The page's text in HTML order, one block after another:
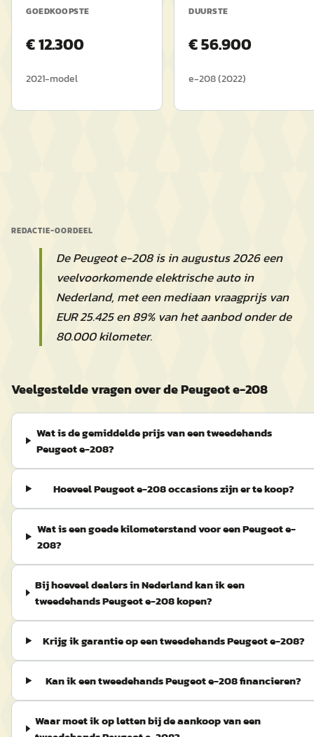
GOEDKOOPSTE
€12.300
2021-model
DUURSTE
€56.900
e-208(2022)
REDACTIE-OORDEEL
De Peugeot e-208 is in augustus 2026 een
veelvoorkomende elektrische auto in
Nederland, met een mediaan vraagprijs van
EUR 25.425 en 89% van het aanbod onder de
80.000 kilometer.
Veelgestelde vragen over de Peugeot e-208
Wat is de gemiddelde prijs van een tweedehands
Peugeot e-208?
Hoeveel Peugeot e-208 occasions zijn er te koop?
Wat is een goede kilometerstand voor een Peugeot e-
208?
Bij hoeveel dealers in Nederland kan ik een
tweedehands Peugeot e-208 kopen?
Krijg ik garantie op een tweedehands Peugeot e-208?
Kan ik een tweedehands Peugeot e-208 financieren?
Waar moet ik op letten bij de aankoop van een